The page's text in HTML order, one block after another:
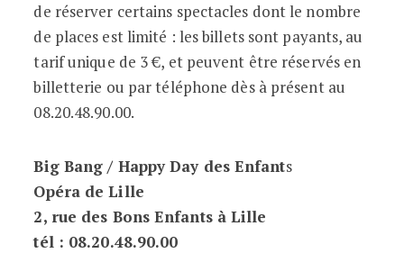
de réserver certains spectacles dont le ­nombre
de places est limité : les billets sont payants, au
tarif unique de 3 €, et peuvent être réservés en
billetterie ou par ­téléphone dès à présent au
08.20.48.90.00.
Big Bang / Happy Day des Enfants
Opéra de Lille
2, rue des Bons Enfants à Lille
tél : 08.20.48.90.00